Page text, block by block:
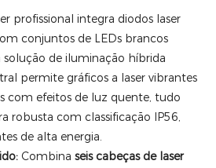
profissional integra diodos laser
conjuntos de LEDs brancos
de iluminação híbrida
permite gráficos a laser vibrantes
com efeitos de luz quente, tudo
robusta com classificação IP56,
de alta energia.
Combina seis cabeças de laser